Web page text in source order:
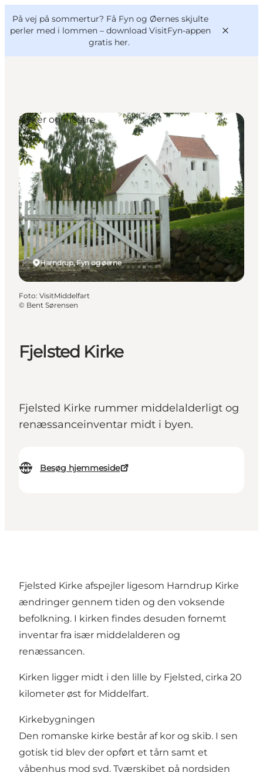
På vej på sommertur? Få Fyn og Øernes skjulte
perler med i lommen – download VisitFyn-appen
gratis her.
Oplevelser
Outdoor
Mad og drikke
Overnatning
Book lokale oplevelser
VisitFyn
Deutsch
Fjelsted Kirke
Fjelsted Kirke rummer middelalderligt og
renæssanceinventar midt i byen.
Besøg hjemmeside
Harndrup, Fyn og øerne
Kirker og klostre
Foto: VisitMiddelfart
© Bent Sørensen
Fjelsted Kirke afspejler ligesom Harndrup Kirke
ændringer gennem tiden og den voksende
befolkning. I kirken findes desuden fornemt
inventar fra især middelalderen og
renæssancen.
Kirken ligger midt i den lille by Fjelsted, cirka 20
kilometer øst for Middelfart.
Kirkebygningen
Den romanske kirke består af kor og skib. I sen
gotisk tid blev der opført et tårn samt et
våbenhus mod syd. Tværskibet på nordsiden